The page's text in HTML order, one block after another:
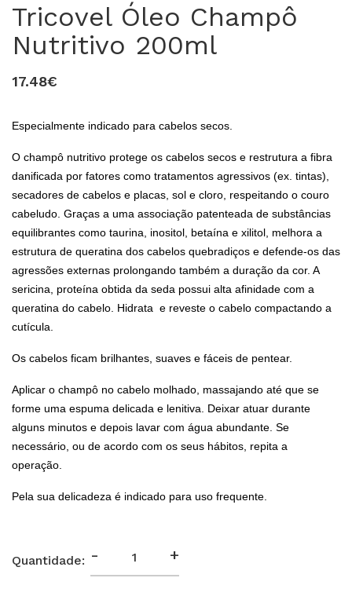
Tricovel Óleo Champô
Nutritivo 200ml
17.48€
Especialmente indicado para cabelos secos.
O champô nutritivo protege os cabelos secos e restrutura a fibra
danificada por fatores como tratamentos agressivos (ex. tintas),
secadores de cabelos e placas, sol e cloro, respeitando o couro
cabeludo. Graças a uma associação patenteada de substâncias
equilibrantes como taurina, inositol, betaína e xilitol, melhora a
estrutura de queratina dos cabelos quebradiços e defende-os das
agressões externas prolongando também a duração da cor. A
sericina, proteína obtida da seda possui alta afinidade com a
queratina do cabelo. Hidrata e reveste o cabelo compactando a
cutícula.
Os cabelos ficam brilhantes, suaves e fáceis de pentear.
Aplicar o champô no cabelo molhado, massajando até que se
forme uma espuma delicada e lenitiva. Deixar atuar durante
alguns minutos e depois lavar com água abundante. Se
necessário, ou de acordo com os seus hábitos, repita a
operação.
Pela sua delicadeza é indicado para uso frequente.
Quantidade: - +